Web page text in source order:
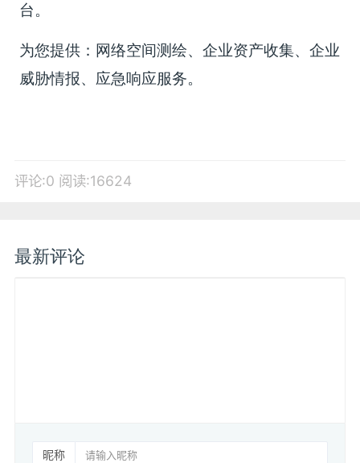
台。
为您提供：网络空间测绘、企业资产收集、企业
威胁情报、应急响应服务。
评论:0 阅读:16624
最新评论
昵称